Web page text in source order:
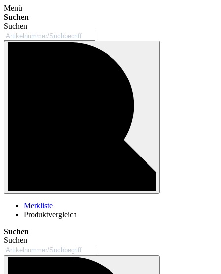
Menü
Suchen
Suchen
Merkliste
Produktvergleich
Suchen
Suchen